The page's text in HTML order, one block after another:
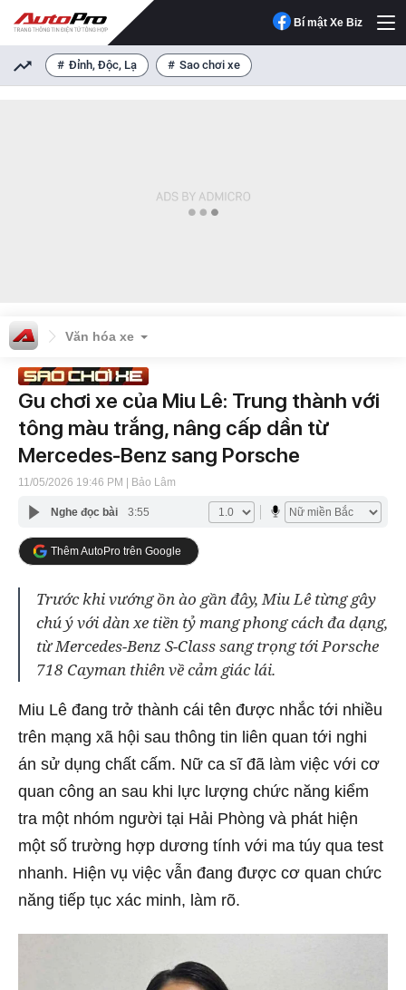
Bí mật Xe Biz
Đỉnh, Độc, Lạ Sao chơi xe
Văn hóa xe
Gu chơi xe của Miu Lê: Trung thành với
tông màu trắng, nâng cấp dần từ
Mercedes-Benz sang Porsche
11/05/2026 19:46 PM | Bảo Lâm
Nghe đọc bài 3:55
Thêm AutoPro trên Google
Trước khi vướng ồn ào gần đây, Miu Lê từng gây
chú ý với dàn xe tiền tỷ mang phong cách đa dạng,
từ Mercedes-Benz S-Class sang trọng tới Porsche
718 Cayman thiên về cảm giác lái.
Miu Lê đang trở thành cái tên được nhắc tới nhiều
trên mạng xã hội sau thông tin liên quan tới nghi
án sử dụng chất cấm. Nữ ca sĩ đã làm việc với cơ
quan công an sau khi lực lượng chức năng kiểm
tra một nhóm người tại Hải Phòng và phát hiện
một số trường hợp dương tính với ma túy qua test
nhanh. Hiện vụ việc vẫn đang được cơ quan chức
năng tiếp tục xác minh, làm rõ.